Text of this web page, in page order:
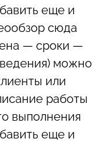
еще и
сюда
— сроки —
можно
или
работы
выполнения
еще и